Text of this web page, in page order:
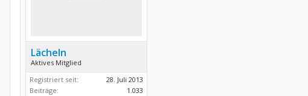
Lächeln
Aktives Mitglied
Registriert seit:
28. Juli 2013
Beiträge:
1.033